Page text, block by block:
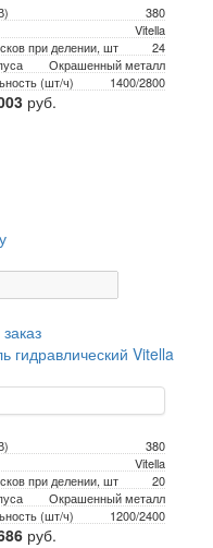
380
Vitella
при делении, шт
24
Окрашенный металл
(шт/ч)
1400/2800
руб.
гидравлический Vitella
380
Vitella
при делении, шт
20
Окрашенный металл
(шт/ч)
1200/2400
руб.